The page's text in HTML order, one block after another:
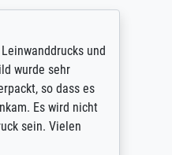
und
wurde sehr
so dass es
Es wird nicht
sein. Vielen